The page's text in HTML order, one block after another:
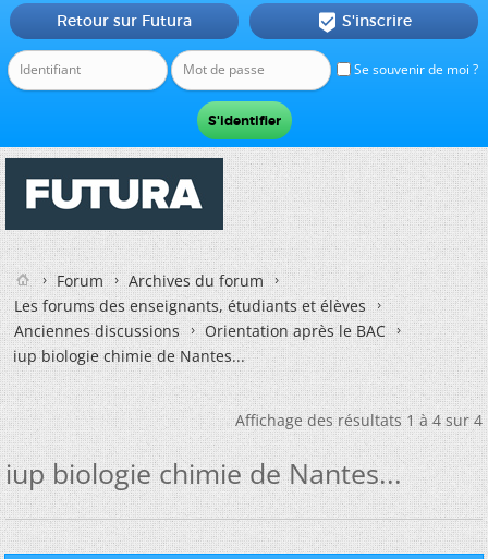
Se souvenir de moi ?
Retour sur Futura  S'inscrire
Forum
Archives du forum
Les forums des enseignants, étudiants et élèves
Anciennes discussions
Orientation après le BAC
iup biologie chimie de Nantes...
Affichage des résultats 1 à 4 sur 4
iup biologie chimie de Nantes...